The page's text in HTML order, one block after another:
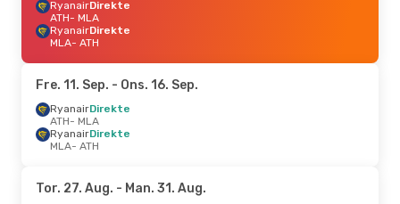
RyanairDirekte
ATH- MLA
RyanairDirekte
MLA- ATH
Fre. 11. Sep. - Ons. 16. Sep.
RyanairDirekte
ATH- MLA
RyanairDirekte
MLA- ATH
Tor. 27. Aug. - Man. 31. Aug.